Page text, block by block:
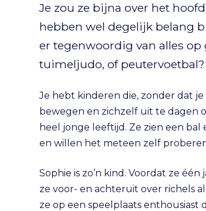
Je zou ze bijna over het
hebben wel degelijk belang
er tegenwoordig van alles
tuimeljudo, of peutervoetbal?
Je hebt kinderen die, zonder dat
bewegen en zichzelf uit te dagen
heel jonge leeftijd. Ze zien een
en willen het meteen zelf
Sophie is zo’n kind. Voordat ze
ze voor- en achteruit over richels
ze op een speelplaats enthousiast